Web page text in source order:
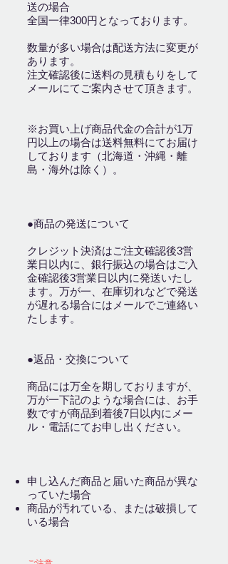
送の場合
全国一律300円となっております。
数量が多い場合は配送方法に変更が
あります。
注文確認後に送料の見積もりをして
メールにてご案内させて頂きます。
※お買い上げ商品代金の合計が1万
円以上の場合は送料無料にてお届け
しております（北海道・沖縄・離
島・海外は除く）。
●商品の発送について
クレジット決済はご注文確認後3営
業日以内に、銀行振込の場合はご入
金確認後3営業日以内に発送いたし
ます。万が一、在庫切れなどで発送
が遅れる場合にはメールでご連絡い
たします。
●返品・交換について
商品には万全を期しておりますが、
万が一下記のような場合には、お手
数ですが商品到着後7日以内にメー
ル・電話にてお申し出ください。
申し込んだ商品と届いた商品が異な
っていた場合
商品が汚れている、または破損して
いる場合